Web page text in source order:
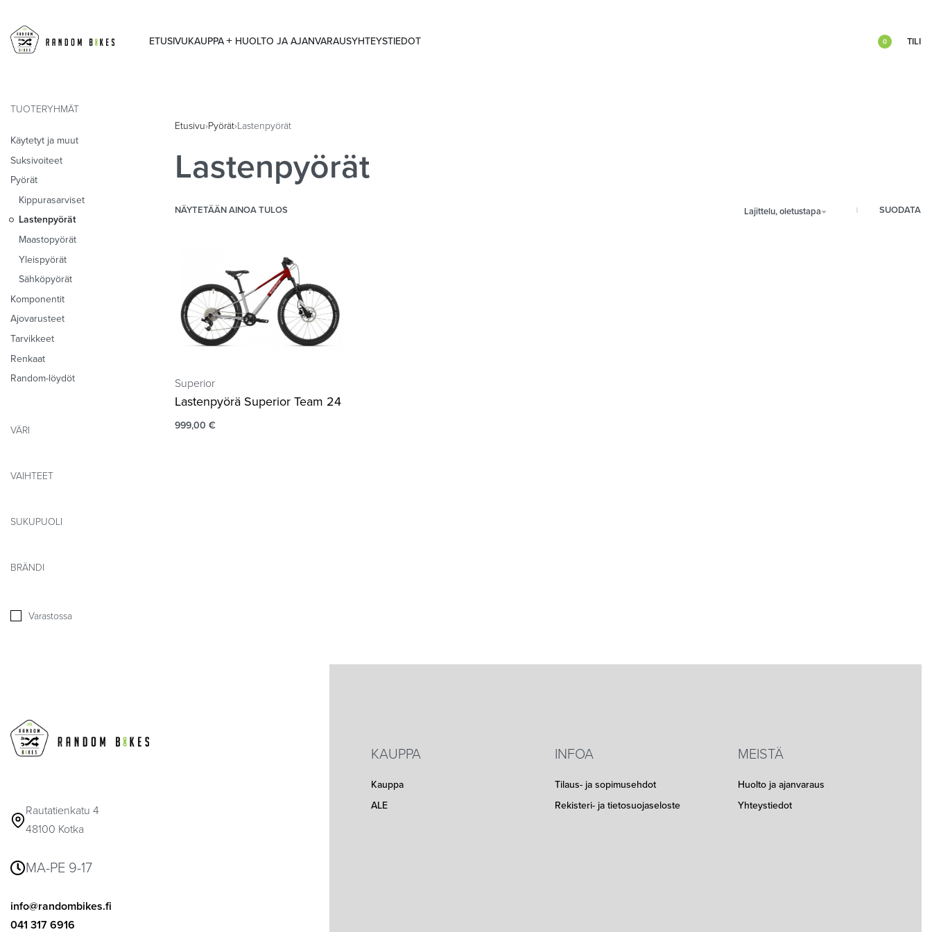
ETUSIVUKAUPPA HUOLTO JA AJANVARAUSYHTEYSTIEDOT 0 TILI
TUOTERYHMÄT
Käytetyt ja muut
Suksivoiteet
Pyörät
Kippurasarviset
Lastenpyörät
Maastopyörät
Yleispyörät
Sähköpyörät
Komponentit
Ajovarusteet
Tarvikkeet
Renkaat
Random-löydöt
VÄRI
VAIHTEET
SUKUPUOLI
BRÄNDI
Varastossa
Etusivu›Pyörät›Lastenpyörät
Lastenpyörät
NÄYTETÄÄN AINOA TULOS Lajittelu, oletustapa SUODATA
Superior
Lastenpyörä Superior Team 24
999,00 €
Rautatienkatu 4
48100 Kotka
MA-PE 9-17
info@randombikes.fi
041 317 6916
KAUPPA
Kauppa
ALE
INFOA
Tilaus- ja sopimusehdot
Rekisteri- ja tietosuojaseloste
MEISTÄ
Huolto ja ajanvaraus
Yhteystiedot